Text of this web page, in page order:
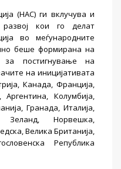
(HAC) ги вклучува и
кои го делат
во меѓународните
беше формирана на
постигнување на
на иницијативата
Канада, Франција,
Колумбија,
Гранада, Италија,
Зеланд, Норвешка,
Велика Британија,
Република